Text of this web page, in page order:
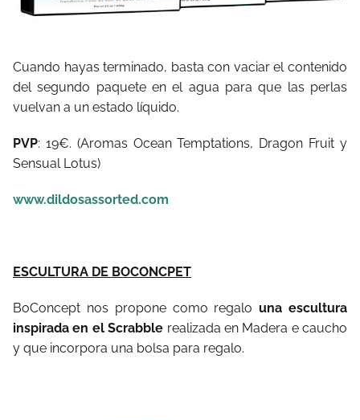
Cuando hayas terminado, basta con vaciar el contenido
del segundo paquete en el agua para que las perlas
vuelvan a un estado líquido.
PVP: 19€. (Aromas Ocean Temptations, Dragon Fruit y
Sensual Lotus)
www.dildosassorted.com
ESCULTURA DE BOCONCPET
BoConcept nos propone como regalouna escultura
inspirada en el Scrabble realizada en Madera e caucho
y que incorpora una bolsa para regalo.